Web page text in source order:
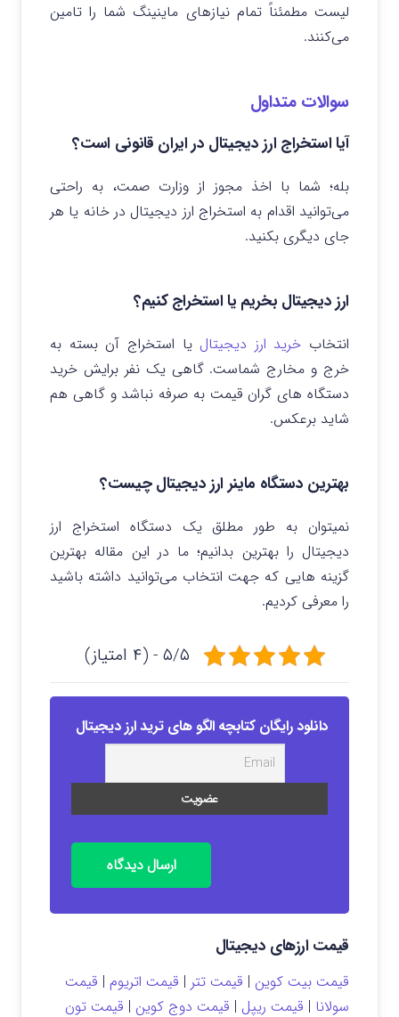
لیست مطمئناً تمام نیازهای ماینینگ شما را تامین
می‌کنند.
سوالات متداول
آیا استخراج ارز دیجیتال در ایران قانونی است؟
بله؛ شما با اخذ مجوز از وزارت صمت، به راحتی
می‌توانید اقدام به استخراج ارز دیجیتال در خانه یا هر
جای دیگری بکنید.
ارز دیجیتال بخریم یا استخراج کنیم؟
انتخاب خرید ارز دیجیتال یا استخراج آن بسته به
خرج و مخارج شماست. گاهی یک نفر برایش خرید
دستگاه های گران قیمت به صرفه نباشد و گاهی هم
شاید برعکس.
بهترین دستگاه ماینر ارز دیجیتال چیست؟
نمیتوان به طور مطلق یک دستگاه استخراج ارز
دیجیتال را بهترین بدانیم؛ ما در این مقاله بهترین
گزینه هایی که جهت انتخاب می‌توانید داشته باشید
را معرفی کردیم.
۵/۵ - (۴ امتیاز)
دانلود رایگان کتابچه الگو های ترید ارز دیجیتال
ارسال دیدگاه
قیمت ارزهای دیجیتال
قیمت بیت کوین | قیمت تتر | قیمت اتریوم | قیمت
سولانا | قیمت ریپل | قیمت دوج کوین | قیمت تون